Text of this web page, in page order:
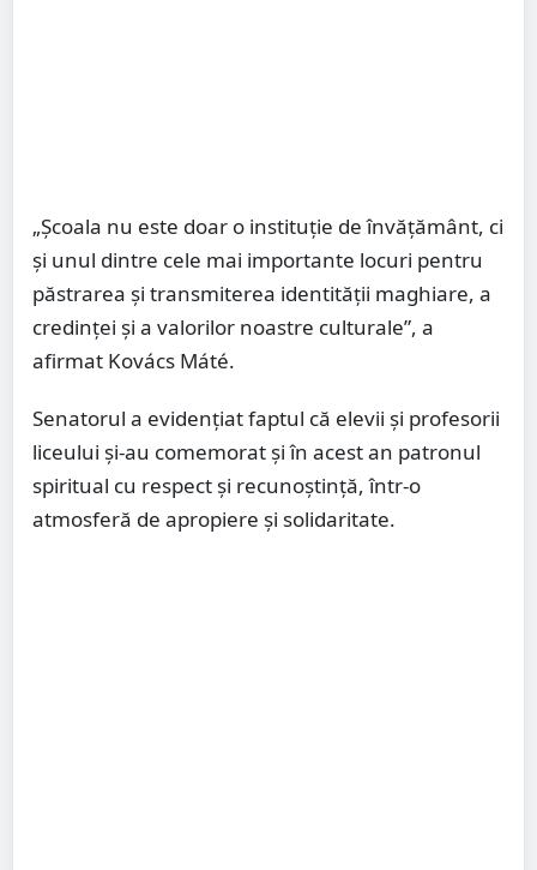
„Școala nu este doar o instituție de învățământ, ci
și unul dintre cele mai importante locuri pentru
păstrarea și transmiterea identității maghiare, a
credinței și a valorilor noastre culturale”, a
afirmat Kovács Máté.
Senatorul a evidențiat faptul că elevii și profesorii
liceului și-au comemorat și în acest an patronul
spiritual cu respect și recunoștință, într-o
atmosferă de apropiere și solidaritate.